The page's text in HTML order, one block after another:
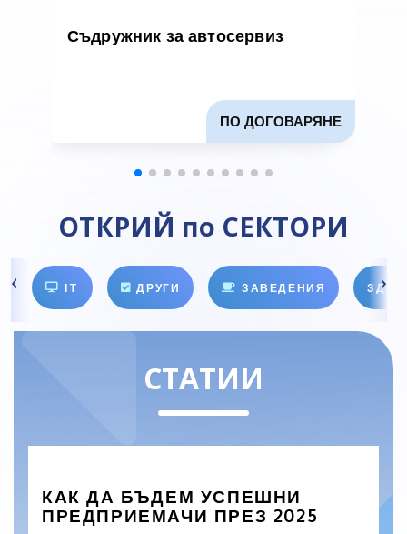
Съдружник за автосервиз
ПО ДОГОВАРЯНЕ
ОТКРИЙ по СЕКТОРИ
IT ДРУГИ ЗАВЕДЕНИЯ
СТАТИИ
КАК ДА БЪДЕМ УСПЕШНИ
ПРЕДПРИЕМАЧИ ПРЕЗ 2025